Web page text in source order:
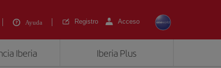
Ayuda Registro Acceso
Iberia Iberia Plus